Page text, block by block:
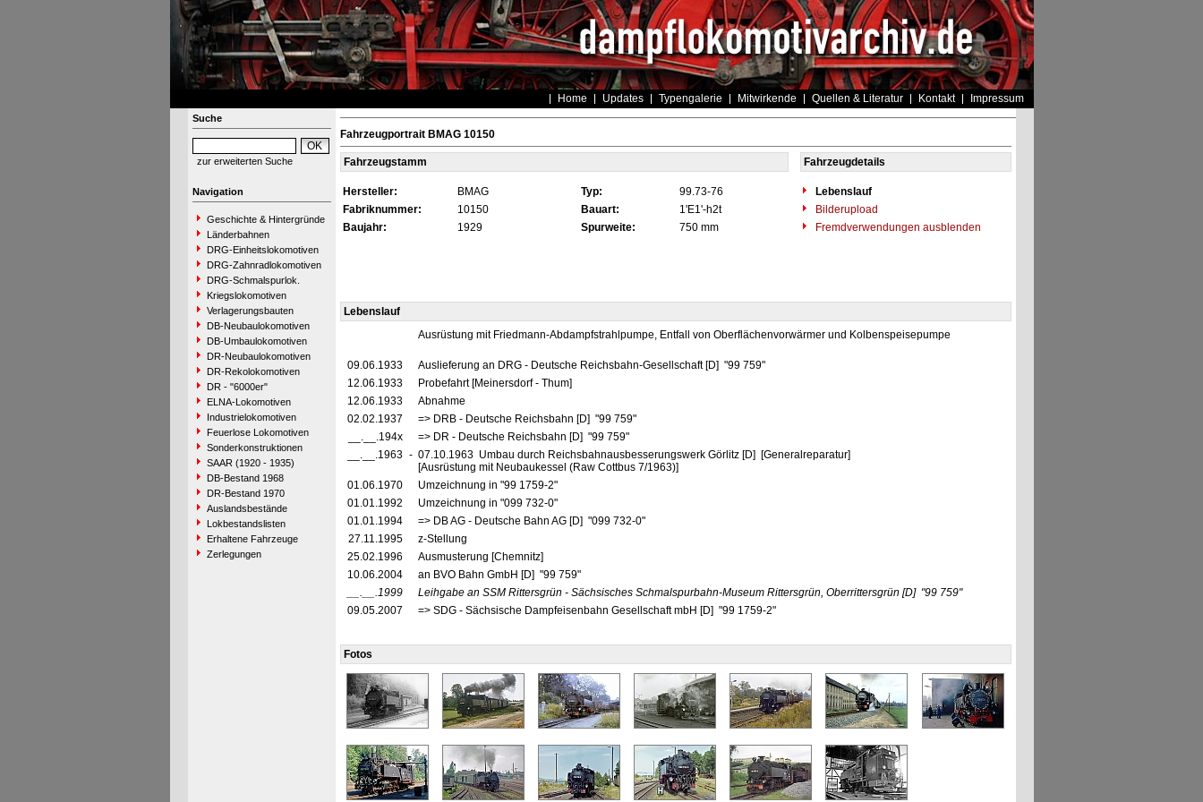
Home Updates Typengalerie Mitwirkende Quellen & Literatur Kontakt Impressum
Suche
zur erweiterten Suche
Navigation
Geschichte & Hintergründe
Länderbahnen
DRG-Einheitslokomotiven
DRG-Zahnradlokomotiven
DRG-Schmalspurlok.
Kriegslokomotiven
Verlagerungsbauten
DB-Neubaulokomotiven
DB-Umbaulokomotiven
DR-Neubaulokomotiven
DR-Rekolokomotiven
DR - "6000er"
ELNA-Lokomotiven
Industrielokomotiven
Feuerlose Lokomotiven
Sonderkonstruktionen
SAAR (1920 - 1935)
DB-Bestand 1968
DR-Bestand 1970
Auslandsbestände
Lokbestandslisten
Erhaltene Fahrzeuge
Zerlegungen
Fahrzeugportrait BMAG 10150
Fahrzeugstamm Fahrzeugdetails
Hersteller: BMAG Typ: 99.73-76
Lebenslauf
Fabriknummer:
10150 Bauart: 1'E1'-h2t
Bilderupload
Baujahr:
1929 Spurweite: 750 mm Fremdverwendungen ausblenden
Lebenslauf
Ausrüstung mit Friedmann-Abdampfstrahlpumpe, Entfall von Oberflächenvorwärmer und Kolbenspeisepumpe
09.06.1933
Auslieferung an DRG - Deutsche Reichsbahn-Gesellschaft [D] "99 759"
12.06.1933
Probefahrt [Meinersdorf - Thum]
12.06.1933
Abnahme
02.02.1937
=> DRB - Deutsche Reichsbahn [D] "99 759"
__.__.194x
=> DR - Deutsche Reichsbahn [D] "99 759"
__.__.1963 - 07.10.1963 Umbau durch Reichsbahnausbesserungswerk Görlitz [D] [Generalreparatur]
[Ausrüstung mit Neubaukessel (Raw Cottbus 7/1963)]
01.06.1970
Umzeichnung in "99 1759-2"
01.01.1992
Umzeichnung in "099 732-0"
01.01.1994
=> DB AG - Deutsche Bahn AG [D] "099 732-0"
27.11.1995
z-Stellung
25.02.1996
Ausmusterung [Chemnitz]
10.06.2004
an BVO Bahn GmbH [D] "99 759"
__.__.1999
Leihgabe an SSM Rittersgrün - Sächsisches Schmalspurbahn-Museum Rittersgrün, Oberrittersgrün [D] "99 759"
09.05.2007
=> SDG - Sächsische Dampfeisenbahn Gesellschaft mbH [D] "99 1759-2"
Fotos